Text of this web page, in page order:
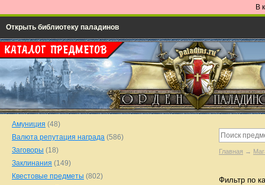
В
Открыть библиотеку паладинов
Главная →
Фильтр по
Амуниция (48)
Валюта репутация награда (586)
Заговоры (18)
Заклинания (149)
Квестовые предметы (802)